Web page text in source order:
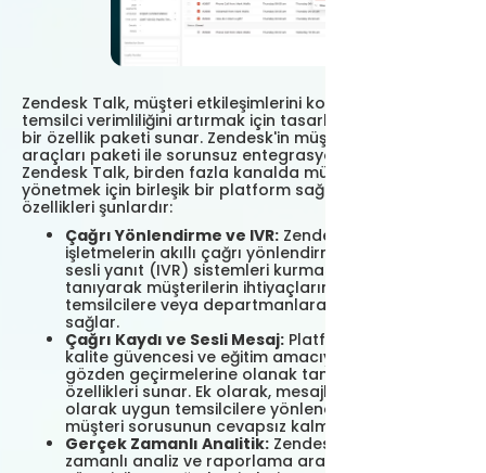
Zendesk Talk, müşteri etkileşimlerini kolaylaştırmak ve
temsilci verimliliğini artırmak için tasarlanmış kapsamlı
bir özellik paketi sunar. Zendesk'in müşteri destek
araçları paketi ile sorunsuz entegrasyon sayesinde
Zendesk Talk, birden fazla kanalda müşteri sorgularını
yönetmek için birleşik bir platform sağlar. Temel
özellikleri şunlardır:
Çağrı Yönlendirme ve IVR: Zendesk Talk,
işletmelerin akıllı çağrı yönlendirme ve etkileşimli
sesli yanıt (IVR) sistemleri kurmasına olanak
tanıyarak müşterilerin ihtiyaçlarına göre en uygun
temsilcilere veya departmanlara yönlendirilmesini
sağlar.
Çağrı Kaydı ve Sesli Mesaj: Platform, temsilcilerin
kalite güvencesi ve eğitim amacıyla görüşmeleri
gözden geçirmelerine olanak tanıyan çağrı kayıt
özellikleri sunar. Ek olarak, mesajların otomatik
olarak uygun temsilcilere yönlendirilmesiyle hiçbir
müşteri sorusunun cevapsız kalmamasını sağlar.
Gerçek Zamanlı Analitik: Zendesk Talk, gerçek
zamanlı analiz ve raporlama araçları sağlayarak